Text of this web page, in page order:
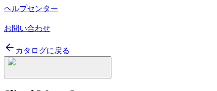
ヘルプセンター
お問い合わせ
カタログに戻る